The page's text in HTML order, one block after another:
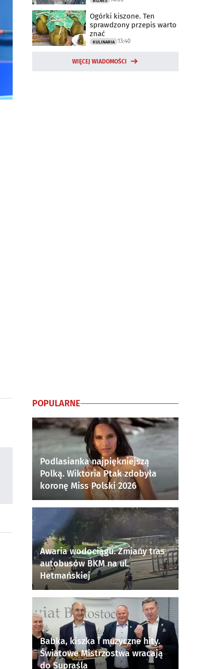
Ogórki kiszone. Ten
sprawdzony przepis warto
znać
KULINARIA 13:40
WIĘCEJ WIADOMOŚCI
POPULARNE
Podlasianka najpiękniejszą
Polką. Wiktoria Ptak zdobyła
koronę Miss Polski 2026
Awaria wodociągu. Zmiany tras
autobusów BKM na ul.
Hetmańskiej
Babka, kiszka i muzyczne hity.
Światowe Mistrzostwa wracają
do Supraśla